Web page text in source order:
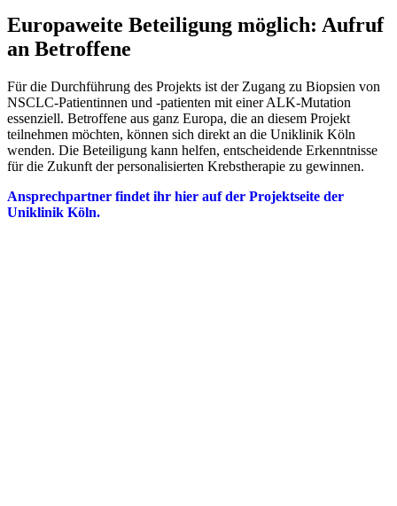
Europaweite Beteiligung möglich: Aufruf
an Betroffene
Für die Durchführung des Projekts ist der Zugang zu Biopsien von
NSCLC-Patientinnen und -patienten mit einer ALK-Mutation
essenziell. Betroffene aus ganz Europa, die an diesem Projekt
teilnehmen möchten, können sich direkt an die Uniklinik Köln
wenden. Die Beteiligung kann helfen, entscheidende Erkenntnisse
für die Zukunft der personalisierten Krebstherapie zu gewinnen.
Ansprechpartner findet ihr hier auf der Projektseite der
Uniklinik Köln.